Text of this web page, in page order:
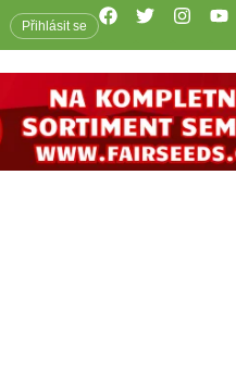
Přihlásit se